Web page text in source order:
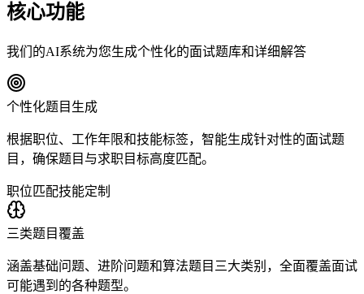
核心功能
我们的AI系统为您生成个性化的面试题库和详细解答
个性化题目生成
根据职位、工作年限和技能标签，智能生成针对性的面试题
目，确保题目与求职目标高度匹配。
职位匹配技能定制
三类题目覆盖
涵盖基础问题、进阶问题和算法题目三大类别，全面覆盖面试
可能遇到的各种题型。